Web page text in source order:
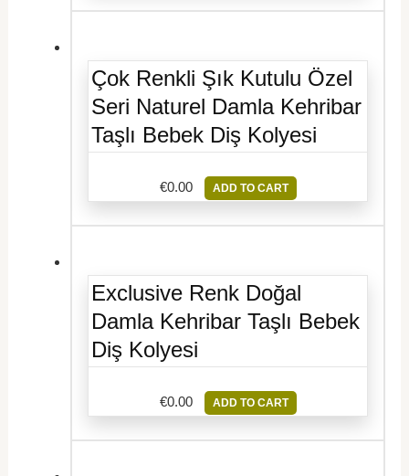
Çok Renkli Şık Kutulu Özel
Seri Naturel Damla Kehribar
Taşlı Bebek Diş Kolyesi
€0.00 ADD TO CART
Exclusive Renk Doğal
Damla Kehribar Taşlı Bebek
Diş Kolyesi
€0.00 ADD TO CART